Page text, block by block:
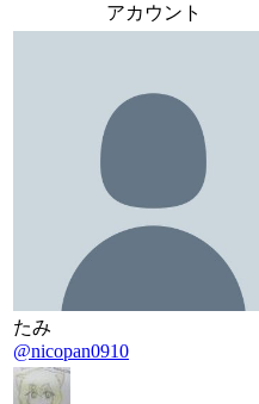
アカウント
たみ
@nicopan0910